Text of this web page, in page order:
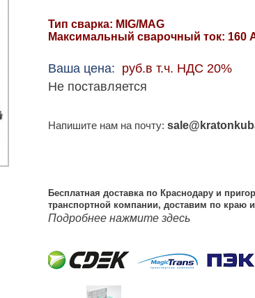
Тип сварка: MIG/MAG
Максимальный сварочный ток: 160
Ваша цена: руб.в т.ч. НДС 20%
Не поставляется
Напишите нам на почту:
Бесплатная доставка по Краснодару и
транспортной компании, доставим по
Подробнее нажмите здесь